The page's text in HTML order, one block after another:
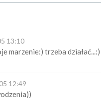
13:10
marzenie:) trzeba działać...:)
12:49